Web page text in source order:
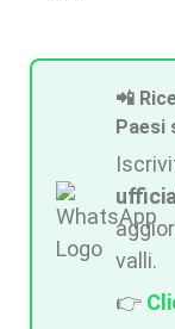
📲
Paesi
valli.
👉